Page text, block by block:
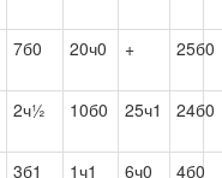
7б0 20ч0 + 25б0
2ч½ 10б0 25ч1 24б0
3б1 1ч1 6ч0 4б0